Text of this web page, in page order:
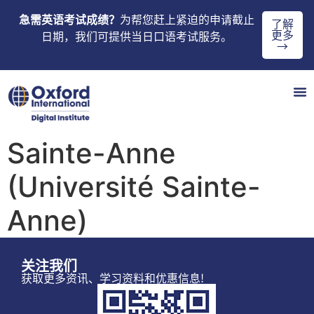
急需英语考试成绩？ 为帮您赶上紧迫的申请截止
日期，我们可提供当日口语考试服务。
了解
更多
→
Sainte-Anne
(Université Sainte-
Anne)
关注我们
获取更多资讯、学习资料和优惠信息!